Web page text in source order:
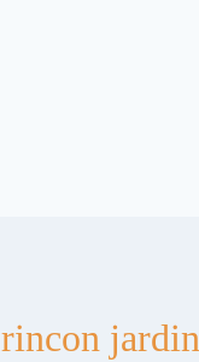
rincon jardin